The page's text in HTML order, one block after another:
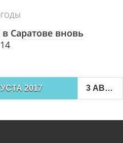
Саратове вновь
14
2017 3 АВГУСТА 2017